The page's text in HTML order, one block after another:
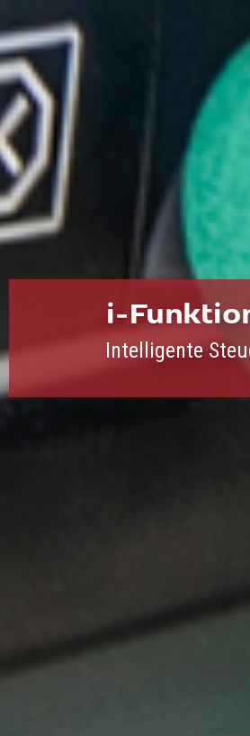
i-
Intelligente